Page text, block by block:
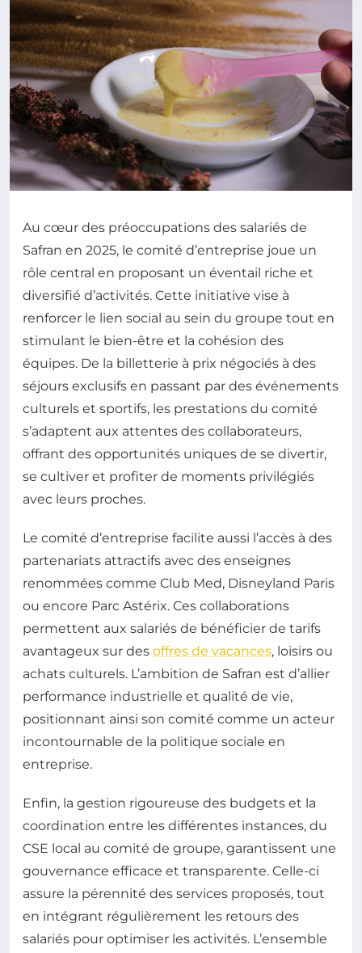
Au cœur des préoccupations des salariés de
Safran en 2025, le comité d’entreprise joue un
rôle central en proposant un éventail riche et
diversifié d’activités. Cette initiative vise à
renforcer le lien social au sein du groupe tout en
stimulant le bien-être et la cohésion des
équipes. De la billetterie à prix négociés à des
séjours exclusifs en passant par des événements
culturels et sportifs, les prestations du comité
s’adaptent aux attentes des collaborateurs,
offrant des opportunités uniques de se divertir,
se cultiver et profiter de moments privilégiés
avec leurs proches.
Le comité d’entreprise facilite aussi l’accès à des
partenariats attractifs avec des enseignes
renommées comme Club Med, Disneyland Paris
ou encore Parc Astérix. Ces collaborations
permettent aux salariés de bénéficier de tarifs
avantageux sur des offres de vacances, loisirs ou
achats culturels. L’ambition de Safran est d’allier
performance industrielle et qualité de vie,
positionnant ainsi son comité comme un acteur
incontournable de la politique sociale en
entreprise.
Enfin, la gestion rigoureuse des budgets et la
coordination entre les différentes instances, du
CSE local au comité de groupe, garantissent une
gouvernance efficace et transparente. Celle-ci
assure la pérennité des services proposés, tout
en intégrant régulièrement les retours des
salariés pour optimiser les activités. L’ensemble